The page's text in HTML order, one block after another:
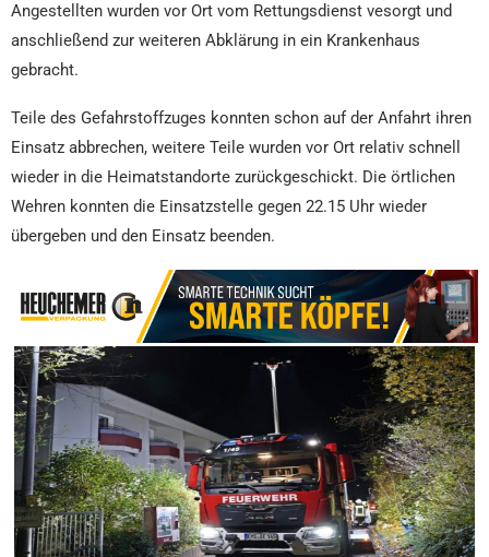
Angestellten wurden vor Ort vom Rettungsdienst vesorgt und
anschließend zur weiteren Abklärung in ein Krankenhaus
gebracht.
Teile des Gefahrstoffzuges konnten schon auf der Anfahrt ihren
Einsatz abbrechen, weitere Teile wurden vor Ort relativ schnell
wieder in die Heimatstandorte zurückgeschickt. Die örtlichen
Wehren konnten die Einsatzstelle gegen 22.15 Uhr wieder
übergeben und den Einsatz beenden.